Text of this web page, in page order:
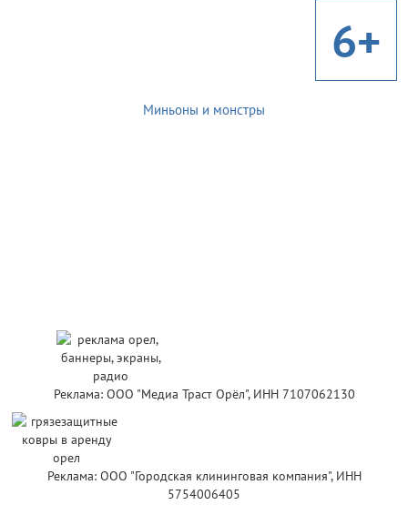
6+
Миньоны и монстры
Реклама: ООО "Медиа Траст Орёл", ИНН 7107062130
Реклама: ООО "Городская клининговая компания", ИНН
5754006405